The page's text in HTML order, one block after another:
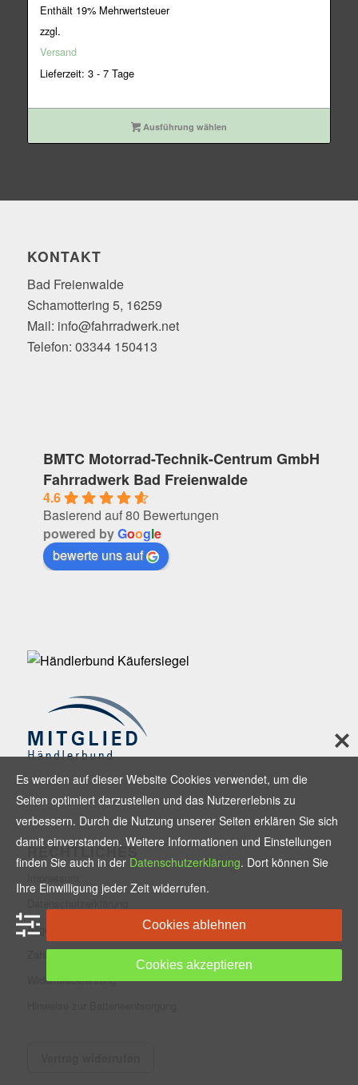
Enthält 19% Mehrwertsteuer
zzgl.
Versand
Lieferzeit: 3 - 7 Tage
Ausführung wählen
KONTAKT
Bad Freienwalde
Schamottering 5, 16259
Mail: info@fahrradwerk.net
Telefon: 03344 150413
BMTC Motorrad-Technik-Centrum GmbH
Fahrradwerk Bad Freienwalde
4.6
Basierend auf 80 Bewertungen
powered byGoogle
bewerte uns auf
RECHTLICHES
Allgemeine Geschäftsbedingungen
Zahlungsmethoden und Versand
Widerrufsbelehrung
Es werden auf dieser Website Cookies verwendet, um die
Seiten optimiert darzustellen und das Nutzererlebnis zu
verbessern. Durch die Nutzung unserer Seiten erklären Sie sich
damit einverstanden. Weitere Informationen und Einstellungen
finden Sie auch in der Datenschutzerklärung. Dort können Sie
Ihre Einwilligung jeder Zeit widerrufen.
Cookies ablehnen
Cookies akzeptieren